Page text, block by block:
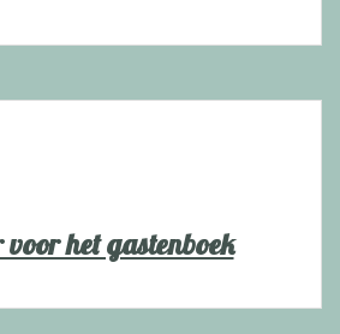
het gastenboek